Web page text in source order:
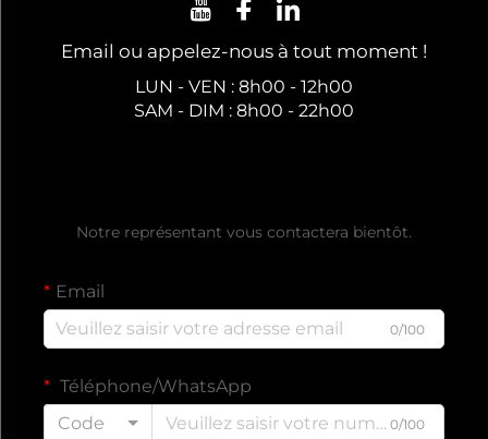
Email ou appelez-nous à tout moment !
LUN - VEN : 8h00 - 12h00
SAM - DIM : 8h00 - 22h00
Notre représentant vous contactera bientôt.
Email
0/100
Téléphone/WhatsApp
Code
0/100